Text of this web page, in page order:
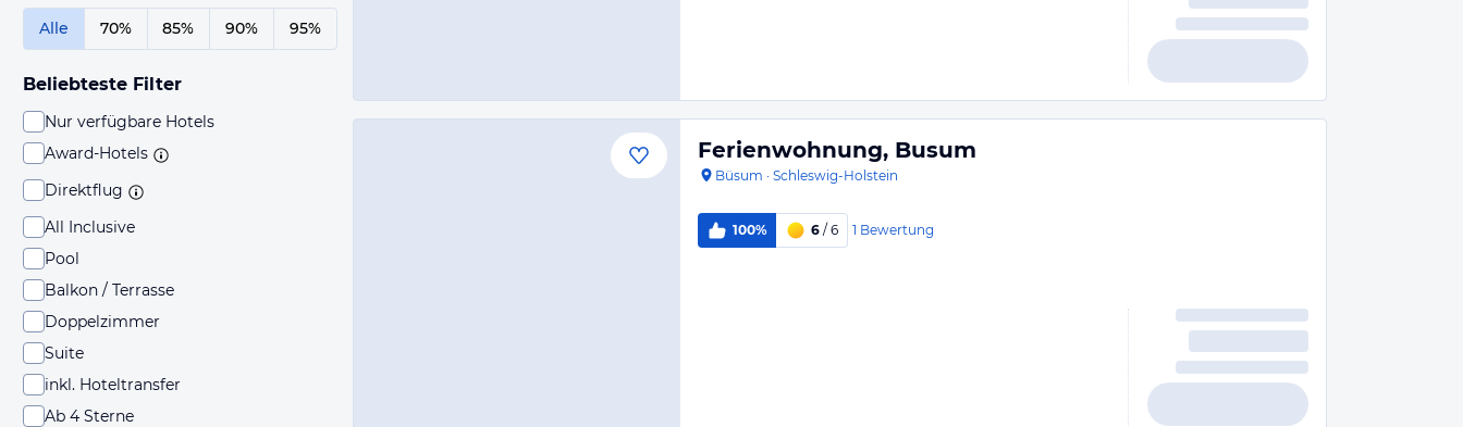
Alle 70% 85% 90% 95%
Beliebteste Filter
Nur verfügbare Hotels
Award-Hotels
Direktflug
All Inclusive
Pool
Balkon / Terrasse
Doppelzimmer
Suite
inkl. Hoteltransfer
Ab 4 Sterne
Ferienwohnung, Busum
Büsum · Schleswig-Holstein
100% 6 / 6 1 Bewertung